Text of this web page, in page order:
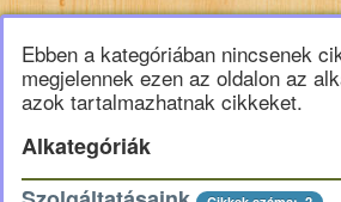
Ebben a kategóriában nincsenek
megjelennek ezen az oldalon az
azok tartalmazhatnak cikkeket.
Alkategóriák